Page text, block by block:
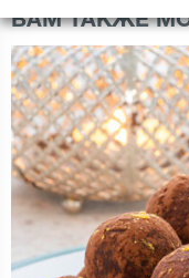
ВАМ ТАКЖЕ